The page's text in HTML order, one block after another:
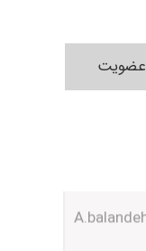
عضویت
fatima